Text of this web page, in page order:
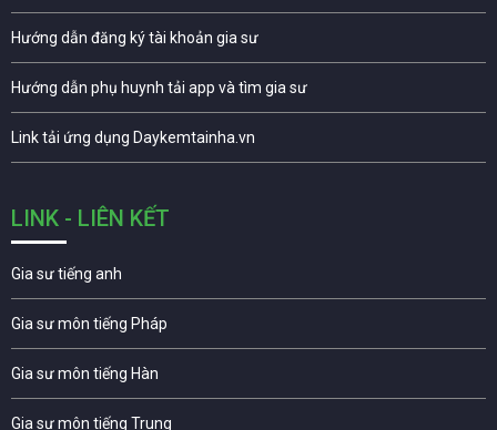
Hướng dẫn đăng ký tài khoản gia sư
Hướng dẫn phụ huynh tải app và tìm gia sư
Link tải ứng dụng Daykemtainha.vn
LINK - LIÊN KẾT
Gia sư tiếng anh
Gia sư môn tiếng Pháp
Gia sư môn tiếng Hàn
Gia sư môn tiếng Trung